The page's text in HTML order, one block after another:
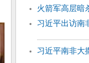
火箭军高层暗
习近平出访南
习近平南非大